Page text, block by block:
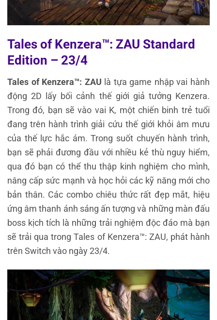
Tales of Kenzera™: ZAU Standard
Edition – 23/4
Tales of Kenzera™: ZAU là tựa game nhập vai hành
động 2D lấy bối cảnh thế giới giả tưởng Kenzera.
Trong đó, bạn sẽ vào vai K, một chiến binh trẻ tuổi
đang trên hành trình giải cứu thế giới khỏi âm mưu
của thế lực hắc ám. Trong suốt chuyến hành trình,
bạn sẽ phải đương đầu với nhiều kẻ thù nguy hiểm,
qua đó bạn có thể thu thập kinh nghiệm cho mình,
nâng cấp sức mạnh và học hỏi các kỹ năng mới cho
bản thân. Các combo chiêu thức rất đẹp mắt, hiệu
ứng âm thanh ánh sáng ấn tượng và những màn đấu
boss kịch tích là những trải nghiệm độc đáo mà bạn
sẽ trải qua trong Tales of Kenzera™: ZAU, phát hành
trên Switch vào ngày 23/4.